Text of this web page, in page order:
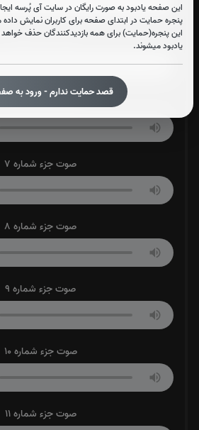
این صفحه یادبود به صورت رایگان در سایت آی پُرسه
پنجره حمایت در ابتدای صفحه برای کاربران نمایش
این پنجره(حمایت) برای همه بازدیدکنندگان حذف
یادبود میشوند.
قصد حمایت ندارم - ورود به
صوت جزء شماره 5
صوت جزء شماره 6
صوت جزء شماره 7
صوت جزء شماره 8
صوت جزء شماره 9
صوت جزء شماره 10
صوت جزء شماره 11